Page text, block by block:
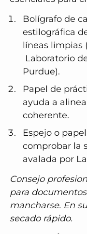
Bolígrafo de
estilográfica
líneas limpias
Laboratorio
Purdue).
Papel de
ayuda a
coherente.
Espejo o
comprobar la
avalada por
Consejo
para
mancharse. En
secado rápido.